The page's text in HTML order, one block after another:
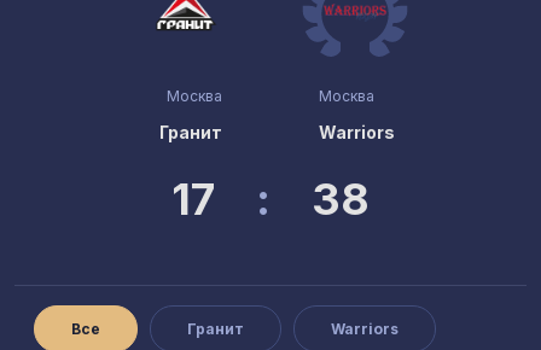
Москва
Гранит
17 : 38
Москва
Warriors
Все Гранит Warriors